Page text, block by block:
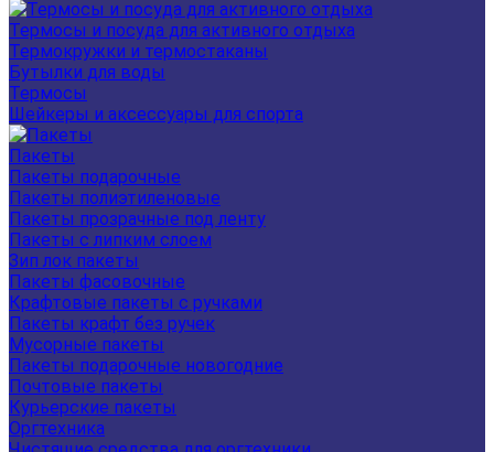
Термосы и посуда для активного отдыха
Термокружки и термостаканы
Бутылки для воды
Термосы
Шейкеры и аксессуары для спорта
Пакеты
Пакеты подарочные
Пакеты полиэтиленовые
Пакеты прозрачные под ленту
Пакеты с липким слоем
Зип лок пакеты
Пакеты фасовочные
Крафтовые пакеты с ручками
Пакеты крафт без ручек
Мусорные пакеты
Пакеты подарочные новогодние
Почтовые пакеты
Курьерские пакеты
Оргтехника